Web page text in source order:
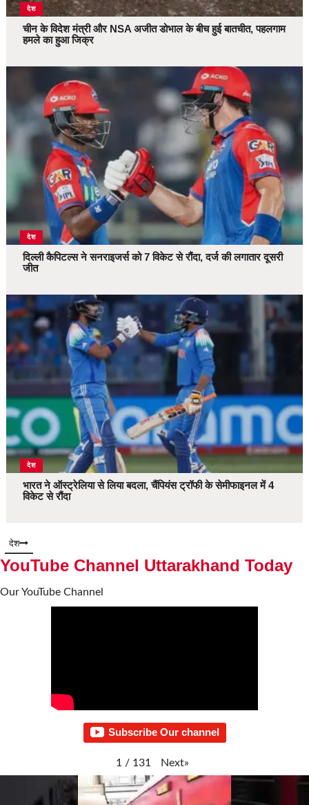
देश
चीन के विदेश मंत्री और NSA अजीत डोभाल के बीच हुई बातचीत, पहलगाम
हमले का हुआ जिक्र
देश
दिल्ली कैपिटल्स ने सनराइजर्स को 7 विकेट से रौंदा, दर्ज की लगातार दूसरी
जीत
देश
भारत ने ऑस्ट्रेलिया से लिया बदला, चैंपियंस ट्रॉफी के सेमीफाइनल में 4
विकेट से रौंदा
देश
YouTube Channel Uttarakhand Today
Our YouTube Channel
Subscribe Our channel
1 / 131 Next»